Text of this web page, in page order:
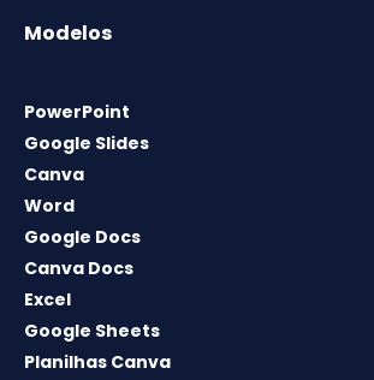
Modelos
PowerPoint
Google Slides
Canva
Word
Google Docs
Canva Docs
Excel
Google Sheets
Planilhas Canva